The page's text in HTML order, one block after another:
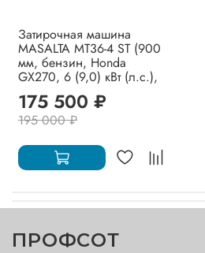
Затирочная машина
MASALTA MT36-4 ST (900
мм, бензин, Honda
GX270, 6 (9,0) кВт (л.с.),
175 500 ₽
195 000 ₽
ПРОФСОТ